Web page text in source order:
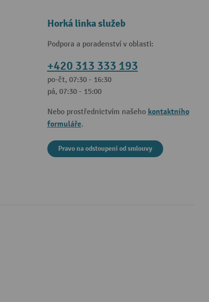
Horká linka služeb
Podpora a poradenství v oblasti:
+420 313 333 193
po-čt, 07:30 - 16:30
pá, 07:30 - 15:00
Nebo prostřednictvím našeho kontaktního
formuláře.
Pravo na odstoupeni od smlouvy